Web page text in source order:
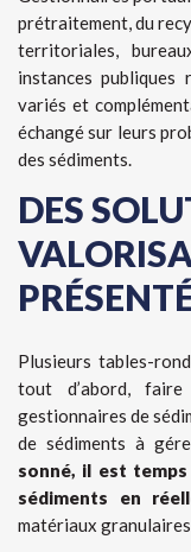
prétraitement, du
territoriales,
instances
variés et
échangé sur leurs
des sédiments.
DES
Plusieurs tables-
tout d’abord,
gestionnaires de
de sédiments à
sonné, il est
sédiments en
matériaux